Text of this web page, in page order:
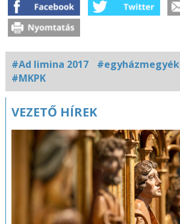
#Ad limina 2017 #egyházmegyék
#MKPK
Kapcsolódó
VEZETŐ HÍREK